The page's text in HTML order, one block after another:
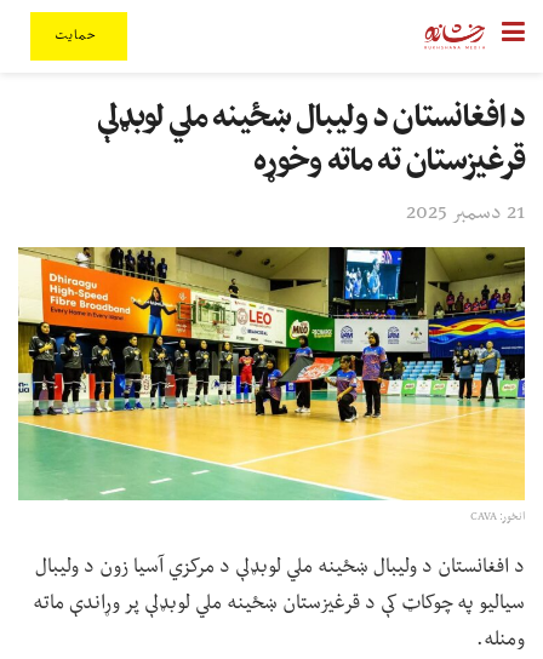
حمایت
د افغانستان د ولیبال ښځینه ملي لوبډلې
قرغیزستان ته ماته وخوړه
21 دسمبر 2025
انځور: CAVA
د افغانستان د ولیبال ښځینه ملي لوبډلې د مرکزي آسیا زون د ولیبال
سیالیو په چوکاټ کې د قرغیزستان ښځینه ملي لوبډلې پر وړاندې ماته
ومنله.